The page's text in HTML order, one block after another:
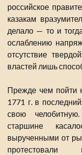
российское
казакам
делало — то и
ослаблению
отсутствие
властей лишь
Прежде чем пойти
1771 г. в
свою
старшине
вырученными от